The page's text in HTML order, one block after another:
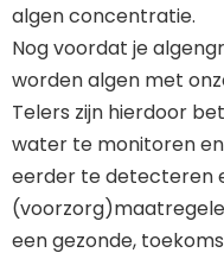
algen concentratie.
Nog voordat je
worden algen met
Telers zijn hierdoor
water te monitoren
eerder te detecteren
een gezonde,